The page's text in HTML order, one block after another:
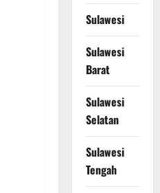
Sulawesi
Sulawesi
Barat
Sulawesi
Selatan
Sulawesi
Tengah